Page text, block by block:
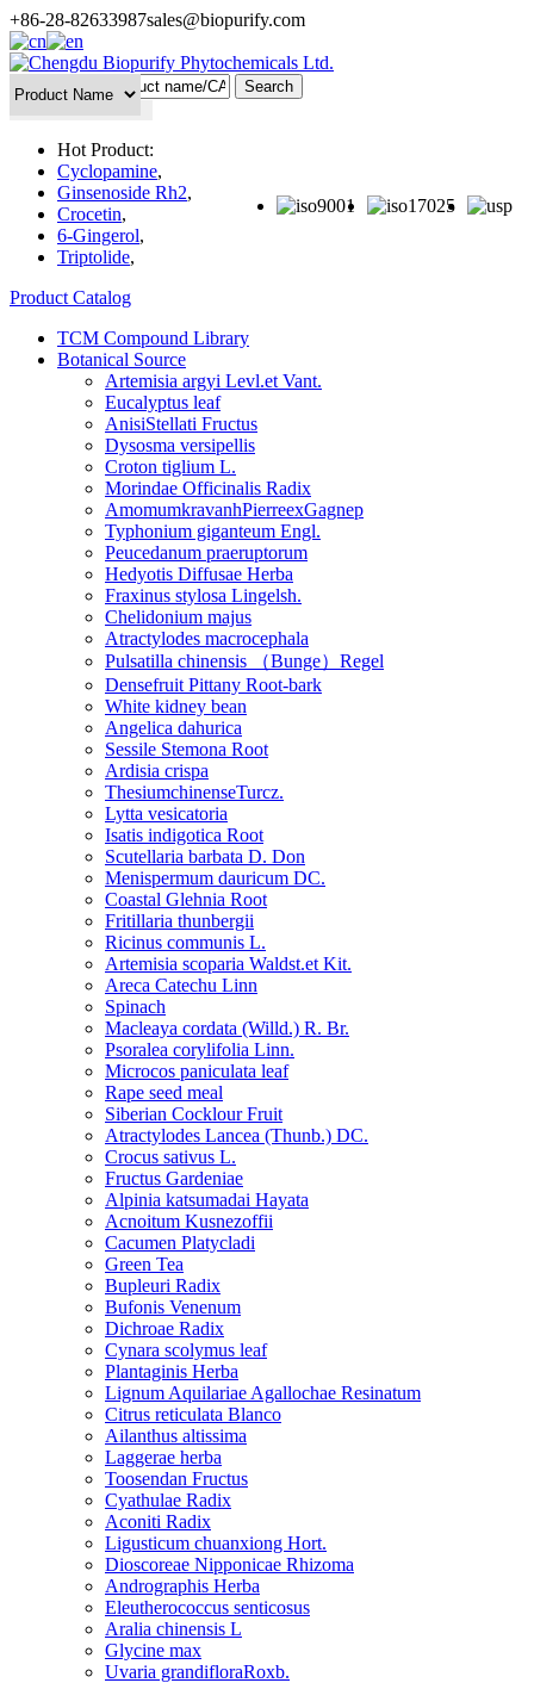
+86-28-82633987sales@biopurify.com
Hot Product:
Cyclopamine,
Ginsenoside Rh2,
Crocetin,
6-Gingerol,
Triptolide,
Product Catalog
TCM Compound Library
Botanical Source
Artemisia argyi Levl.et Vant.
Eucalyptus leaf
AnisiStellati Fructus
Dysosma versipellis
Croton tiglium L.
Morindae Officinalis Radix
AmomumkravanhPierreexGagnep
Typhonium giganteum Engl.
Peucedanum praeruptorum
Hedyotis Diffusae Herba
Fraxinus stylosa Lingelsh.
Chelidonium majus
Atractylodes macrocephala
Pulsatilla chinensis （Bunge）Regel
Densefruit Pittany Root-bark
White kidney bean
Angelica dahurica
Sessile Stemona Root
Ardisia crispa
ThesiumchinenseTurcz.
Lytta vesicatoria
Isatis indigotica Root
Scutellaria barbata D. Don
Menispermum dauricum DC.
Coastal Glehnia Root
Fritillaria thunbergii
Ricinus communis L.
Artemisia scoparia Waldst.et Kit.
Areca Catechu Linn
Spinach
Macleaya cordata (Willd.) R. Br.
Psoralea corylifolia Linn.
Microcos paniculata leaf
Rape seed meal
Siberian Cocklour Fruit
Atractylodes Lancea (Thunb.) DC.
Crocus sativus L.
Fructus Gardeniae
Alpinia katsumadai Hayata
Acnoitum Kusnezoffii
Cacumen Platycladi
Green Tea
Bupleuri Radix
Bufonis Venenum
Dichroae Radix
Cynara scolymus leaf
Plantaginis Herba
Lignum Aquilariae Agallochae Resinatum
Citrus reticulata Blanco
Ailanthus altissima
Laggerae herba
Toosendan Fructus
Cyathulae Radix
Aconiti Radix
Ligusticum chuanxiong Hort.
Dioscoreae Nipponicae Rhizoma
Andrographis Herba
Eleutherococcus senticosus
Aralia chinensis L
Glycine max
Uvaria grandifloraRoxb.